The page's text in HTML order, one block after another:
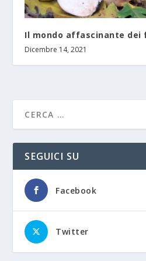
Il mondo affascinante dei
Dicembre 14, 2021
SEGUICI SU
Facebook
Twitter